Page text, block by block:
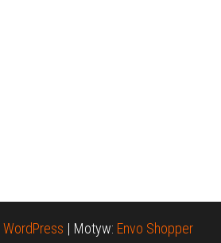
WordPress | Motyw: Envo Shopper